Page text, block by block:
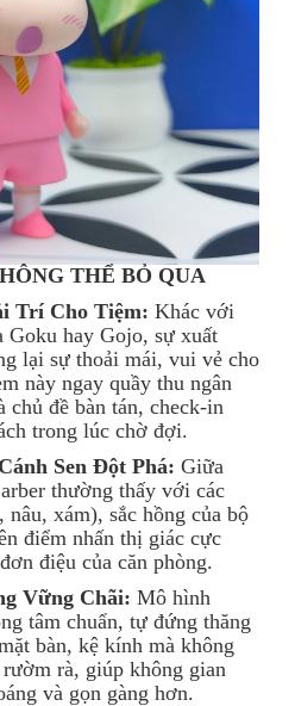
THỂ BỎ QUA
Trí Cho Tiệm: Khác với
Goku hay Gojo, sự xuất
lại sự thoải mái, vui vẻ cho
này ngay quầy thu ngân
chủ đề bàn tán, check-in
trong lúc chờ đợi.
Sen Đột Phá: Giữa
thường thấy với các
nâu, xám), sắc hồng của bộ
điểm nhấn thị giác cực
điệu của căn phòng.
Vững Chãi: Mô hình
tâm chuẩn, tự đứng thăng
bàn, kệ kính mà không
rườm rà, giúp không gian
và gọn gàng hơn.